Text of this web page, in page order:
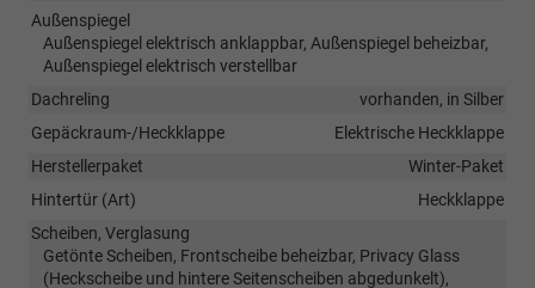
Außenspiegel
Außenspiegel elektrisch anklappbar, Außenspiegel beheizbar,
Außenspiegel elektrisch verstellbar
Dachreling
vorhanden, in Silber
Gepäckraum-/Heckklappe
Elektrische Heckklappe
Herstellerpaket
Winter-Paket
Hintertür (Art)
Heckklappe
Scheiben, Verglasung
Getönte Scheiben, Frontscheibe beheizbar, Privacy Glass
(Heckscheibe und hintere Seitenscheiben abgedunkelt),